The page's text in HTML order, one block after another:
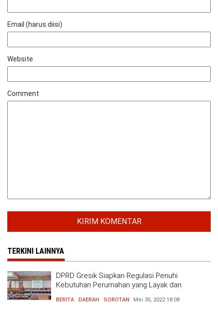
Email (harus diisi)
Website
Comment
TERKINI LAINNYA
DPRD Gresik Siapkan Regulasi Penuhi
Kebutuhan Perumahan yang Layak dan
BERITA DAERAH SOROTAN Mei 30, 2022 18:08